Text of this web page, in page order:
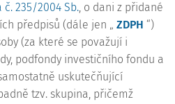
č. 235/2004 Sb., o dani z přidané
předpisů (dále jen „ ZDPH “)
(za které se považují i
podfondy investičního fondu a
uskutečňující
tzv. skupina, přičemž